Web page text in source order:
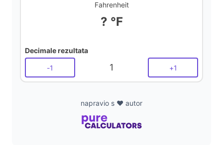
Fahrenheit
? °F
Decimale rezultata
-1 1 +1
napravio s ❤️ autor